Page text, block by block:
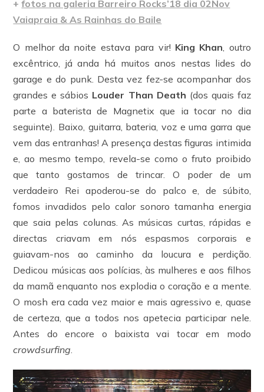
+fotos na galeria Barreiro Rocks’18 dia 02Nov
Vaiapraia & As Rainhas do Baile
O melhor da noite estava para vir! King Khan, outro
excêntrico, já anda há muitos anos nestas lides do
garage e do punk. Desta vez fez-se acompanhar dos
grandes e sábios Louder Than Death (dos quais faz
parte a baterista de Magnetix que ia tocar no dia
seguinte). Baixo, guitarra, bateria, voz e uma garra que
vem das entranhas! A presença destas figuras intimida
e, ao mesmo tempo, revela-se como o fruto proibido
que tanto gostamos de trincar. O poder de um
verdadeiro Rei apoderou-se do palco e, de súbito,
fomos invadidos pelo calor sonoro tamanha energia
que saia pelas colunas. As músicas curtas, rápidas e
directas criavam em nós espasmos corporais e
guiavam-nos ao caminho da loucura e perdição.
Dedicou músicas aos polícias, às mulheres e aos filhos
da mamã enquanto nos explodia o coração e a mente.
O mosh era cada vez maior e mais agressivo e, quase
de certeza, que a todos nos apetecia participar nele.
Antes do encore o baixista vai tocar em modo
crowdsurfing.